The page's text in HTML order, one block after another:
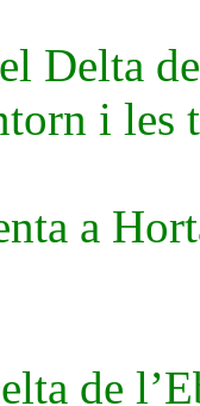
Delta
i les
a
de